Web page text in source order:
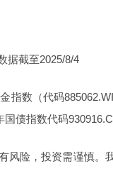
据截至2025/8/4
指数（代码
债指数代码
风险，投资需谨慎。